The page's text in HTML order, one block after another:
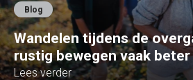
Blog
Wandelen tijdens de
rustig bewegen vaak
Lees verder